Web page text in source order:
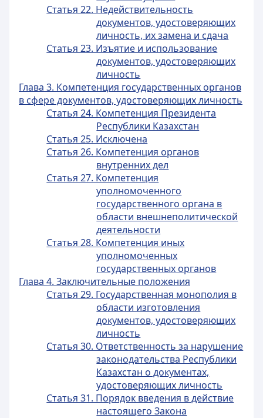
Статья 22. Недействительность
документов, удостоверяющих
личность, их замена и сдача
Статья 23. Изъятие и использование
документов, удостоверяющих
личность
Глава 3. Компетенция государственных органов
в сфере документов, удостоверяющих личность
Статья 24. Компетенция Президента
Республики Казахстан
Статья 25. Исключена
Статья 26. Компетенция органов
внутренних дел
Статья 27. Компетенция
уполномоченного
государственного органа в
области внешнеполитической
деятельности
Статья 28. Компетенция иных
уполномоченных
государственных органов
Глава 4. Заключительные положения
Статья 29. Государственная монополия в
области изготовления
документов, удостоверяющих
личность
Статья 30. Ответственность за нарушение
законодательства Республики
Казахстан о документах,
удостоверяющих личность
Статья 31. Порядок введения в действие
настоящего Закона